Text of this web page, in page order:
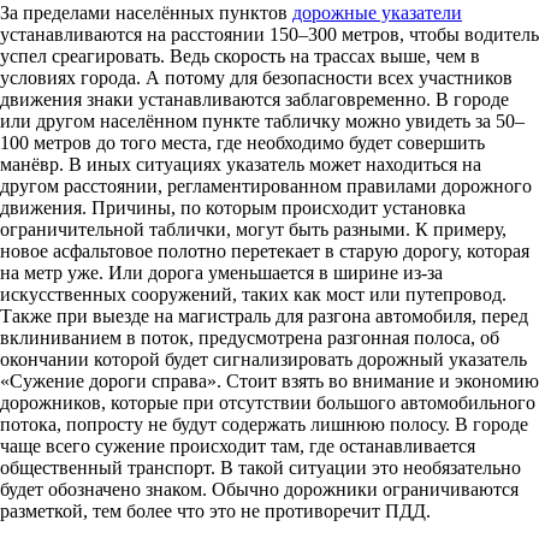
За пределами населённых пунктов дорожные указатели
устанавливаются на расстоянии 150–300 метров, чтобы водитель
успел среагировать. Ведь скорость на трассах выше, чем в
условиях города. А потому для безопасности всех участников
движения знаки устанавливаются заблаговременно. В городе
или другом населённом пункте табличку можно увидеть за 50–
100 метров до того места, где необходимо будет совершить
манёвр. В иных ситуациях указатель может находиться на
другом расстоянии, регламентированном правилами дорожного
движения. Причины, по которым происходит установка
ограничительной таблички, могут быть разными. К примеру,
новое асфальтовое полотно перетекает в старую дорогу, которая
на метр уже. Или дорога уменьшается в ширине из-за
искусственных сооружений, таких как мост или путепровод.
Также при выезде на магистраль для разгона автомобиля, перед
вклиниванием в поток, предусмотрена разгонная полоса, об
окончании которой будет сигнализировать дорожный указатель
«Сужение дороги справа». Стоит взять во внимание и экономию
дорожников, которые при отсутствии большого автомобильного
потока, попросту не будут содержать лишнюю полосу. В городе
чаще всего сужение происходит там, где останавливается
общественный транспорт. В такой ситуации это необязательно
будет обозначено знаком. Обычно дорожники ограничиваются
разметкой, тем более что это не противоречит ПДД.